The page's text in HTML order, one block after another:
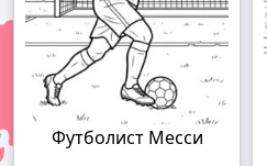
Футболист Месси